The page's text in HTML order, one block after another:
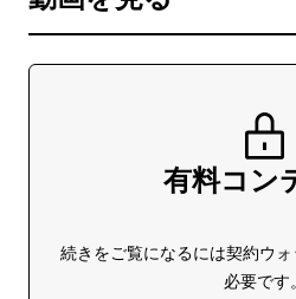
有料コン
続きをご覧になるには契約ウ
必要です